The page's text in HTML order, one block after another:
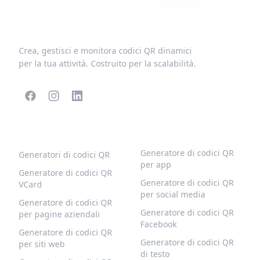
Crea, gestisci e monitora codici QR dinamici
per la tua attività. Costruito per la scalabilità.
Generatori di codici QR
Generatore di codici QR
VCard
Generatore di codici QR
per pagine aziendali
Generatore di codici QR
per siti web
Generatore di codici QR
per app
Generatore di codici QR
per social media
Generatore di codici QR
Facebook
Generatore di codici QR
di testo